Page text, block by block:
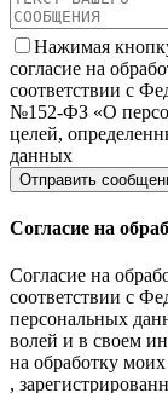
Нажимая
согласие на
соответствии с
№152-ФЗ «О
целей,
данных
Согласие на
Согласие на
соответствии с
персональных
волей и в своем
на обработку
,